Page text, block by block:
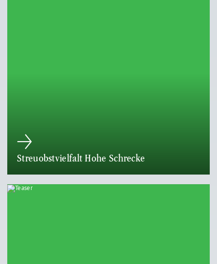
Streuobstvielfalt Hohe Schrecke